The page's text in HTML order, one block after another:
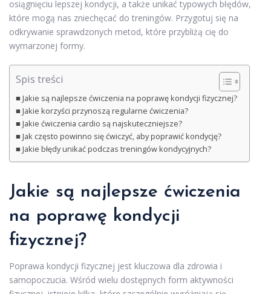
osiągnięciu lepszej kondycji, a także unikać typowych błędów,
które mogą nas zniechęcać do treningów. Przygotuj się na
odkrywanie sprawdzonych metod, które przybliżą cię do
wymarzonej formy.
Spis treści
Jakie są najlepsze ćwiczenia na poprawę kondycji fizycznej?
Jakie korzyści przynoszą regularne ćwiczenia?
Jakie ćwiczenia cardio są najskuteczniejsze?
Jak często powinno się ćwiczyć, aby poprawić kondycję?
Jakie błędy unikać podczas treningów kondycyjnych?
Jakie są najlepsze ćwiczenia
na poprawę kondycji
fizycznej?
Poprawa kondycji fizycznej jest kluczowa dla zdrowia i
samopoczucia. Wśród wielu dostępnych form aktywności